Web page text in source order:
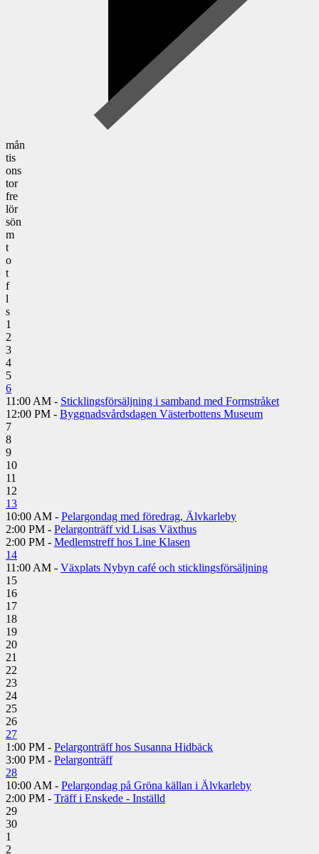
mån
tis
ons
tor
fre
lör
sön
m
t
o
t
f
l
s
1
2
3
4
5
6
11:00 AM - Sticklingsförsäljning i samband med Formstråket
12:00 PM - Byggnadsvårdsdagen Västerbottens Museum
7
8
9
10
11
12
13
10:00 AM - Pelargondag med föredrag, Älvkarleby
2:00 PM - Pelargonträff vid Lisas Växthus
2:00 PM - Medlemstreff hos Line Klasen
14
11:00 AM - Växplats Nybyn café och sticklingsförsäljning
15
16
17
18
19
20
21
22
23
24
25
26
27
1:00 PM - Pelargonträff hos Susanna Hidbäck
3:00 PM - Pelargonträff
28
10:00 AM - Pelargondag på Gröna källan i Älvkarleby
2:00 PM - Träff i Enskede - Inställd
29
30
1
2